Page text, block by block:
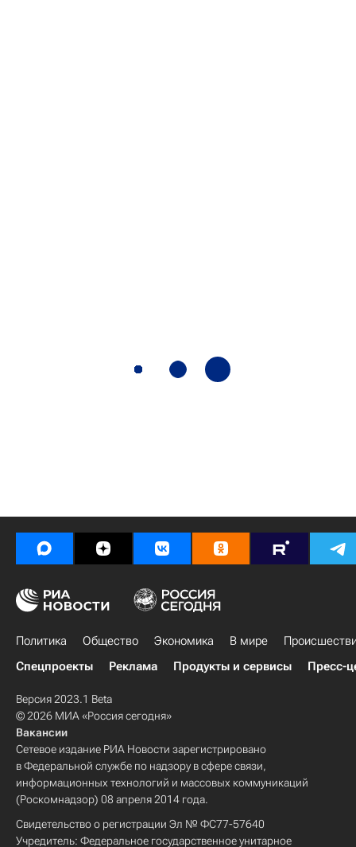
Политика Общество Экономика В мире
Спецпроекты
Реклама Продукты и сервисы Пресс-
Версия 2023.1 Beta
© 2026 МИА «Россия сегодня»
Вакансии
Сетевое издание РИА Новости зарегистрировано
в Федеральной службе по надзору в сфере связи,
информационных технологий и массовых коммуникаций
(Роскомнадзор) 08 апреля 2014 года.
Свидетельство о регистрации Эл № ФС77-57640
Учредитель: Федеральное государственное унитарное